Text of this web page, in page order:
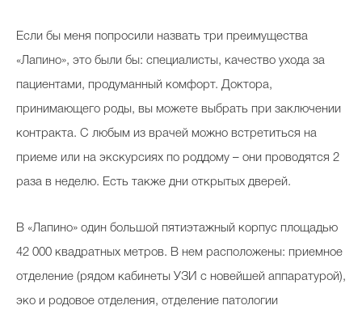
Если бы меня попросили назвать три преимущества
«Лапино», это были бы: специалисты, качество ухода за
пациентами, продуманный комфорт. Доктора,
принимающего роды, вы можете выбрать при заключении
контракта. С любым из врачей можно встретиться на
приеме или на экскурсиях по роддому – они проводятся 2
раза в неделю. Есть также дни открытых дверей.
В «Лапино» один большой пятиэтажный корпус площадью
42 000 квадратных метров. В нем расположены: приемное
отделение (рядом кабинеты УЗИ с новейшей аппаратурой),
эко и родовое отделения, отделение патологии